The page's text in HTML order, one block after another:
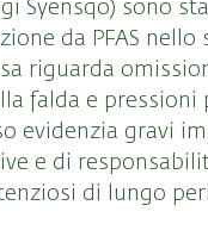
Syensqo) sono
da PFAS
riguarda
falda e
evidenzia gravi
e di
di lungo